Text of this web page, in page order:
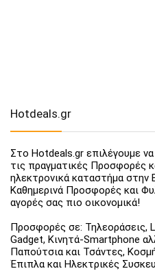
Hotdeals.gr
Στο Hotdeals.gr επιλέγουμε
τις πραγματικές Προσφορές
ηλεκτρονικά καταστήμα στην
Καθημερινά Προσφορές και
αγορές σας πιο οικονομικά!
Προσφορές σε: Τηλεοράσεις,
Gadget, Κινητά-Smartphone
Παπούτσια και Τσάντες,
Έπιπλα και Ηλεκτρικές